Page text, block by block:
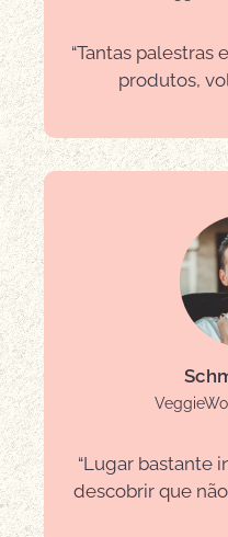
“Tantas
produtos,
“Lugar bastante
descobrir que